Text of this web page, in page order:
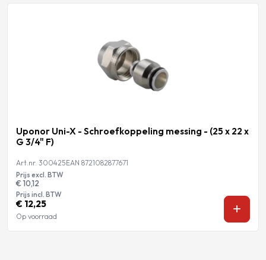
Uponor Uni-X - Schroefkoppeling messing - (25 x 22 x
G 3/4" F)
Art.nr. 300425EAN 8721082877671
Prijs excl. BTW
€ 10,12
Prijs incl. BTW
€ 12,25
Op voorraad